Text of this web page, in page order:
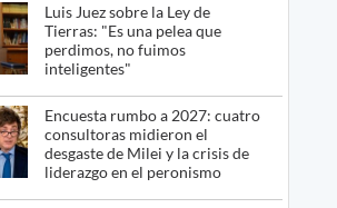
Luis Juez sobre la Ley de
Tierras: "Es una pelea que
perdimos, no fuimos
inteligentes"
Encuesta rumbo a 2027: cuatro
consultoras midieron el
desgaste de Milei y la crisis de
liderazgo en el peronismo